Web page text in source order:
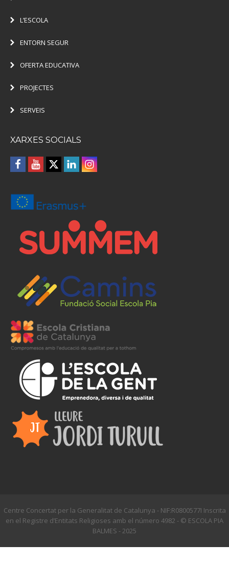
L’ESCOLA
ENTORN SEGUR
OFERTA EDUCATIVA
PROJECTES
SERVEIS
XARXES SOCIALS
Centre Concertat per la Generalitat de Catalunya - NIF:R0800577I Inscrita
en el Registre d’Entitats Religioses amb el número 4982 - © ESCOLA PIA
BALMES - 2025